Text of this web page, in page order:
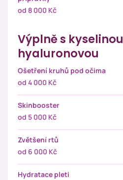
od 8 000 Kč
Výplně s kyselinou
hyaluronovou
Ošetření kruhů pod očima
od 4 000 Kč
Skinbooster
od 5 000 Kč
Zvětšení rtů
od 6 000 Kč
Hydratace pleti